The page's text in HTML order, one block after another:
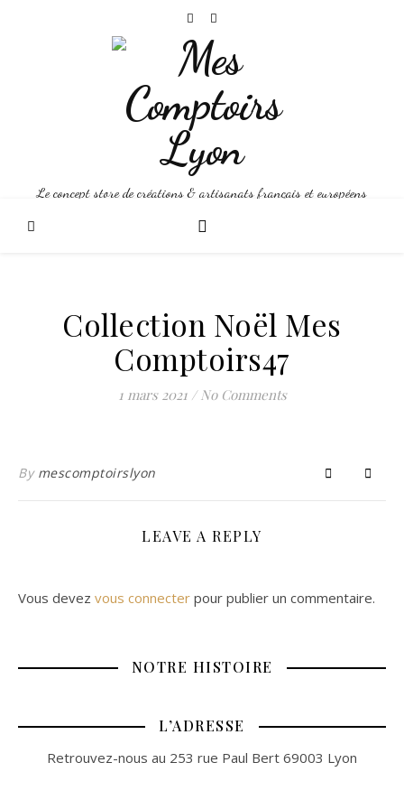
Le concept store de créations & artisanats français et européens
Collection Noël Mes
Comptoirs47
1 mars 2021 / No Comments
By mescomptoirslyon
LEAVE A REPLY
Vous devez vous connecter pour publier un commentaire.
NOTRE HISTOIRE
L’ADRESSE
Retrouvez-nous au 253 rue Paul Bert 69003 Lyon